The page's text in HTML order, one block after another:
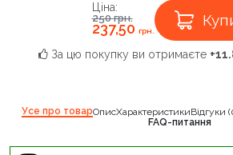
Ціна:
250грн.
237,50 грн.
За цю покупку ви отримаєте
Усе про товарОписХарактеристикиВідгуки
FAQ-питання